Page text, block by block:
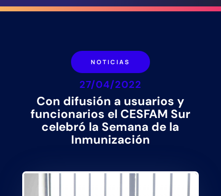
NOTICIAS
27/04/2022
Con difusión a usuarios y
funcionarios el CESFAM Sur
celebró la Semana de la
Inmunización